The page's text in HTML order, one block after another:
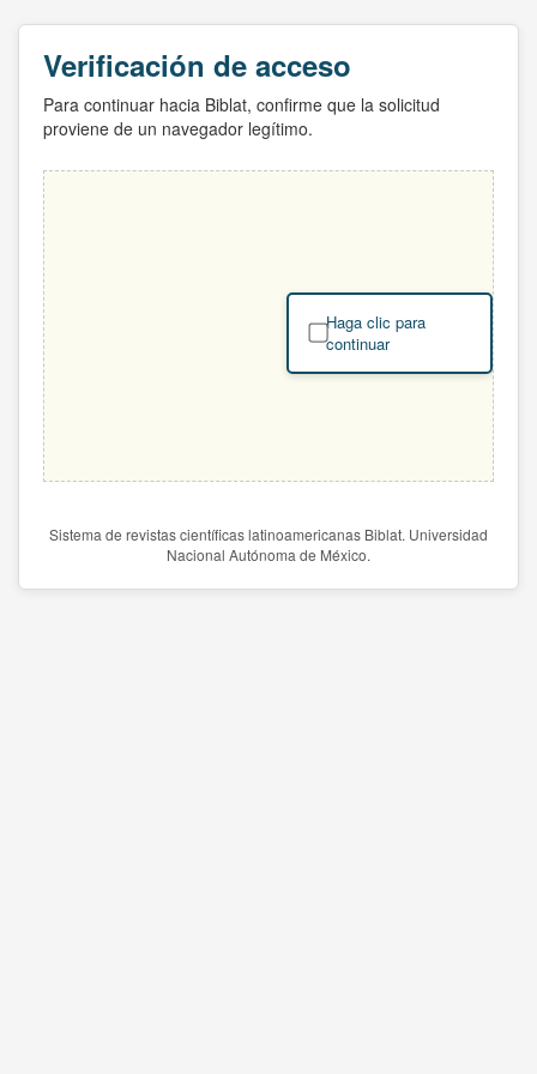
Verificación de acceso
Para continuar hacia Biblat, confirme que la solicitud
proviene de un navegador legítimo.
Haga clic para
continuar
Sistema de revistas científicas latinoamericanas Biblat. Universidad
Nacional Autónoma de México.